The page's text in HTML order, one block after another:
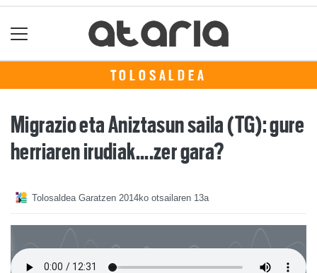
TOLOSALDEA
Migrazio eta Aniztasun saila (TG): gure
herriaren irudiak....zer gara?
Tolosaldea Garatzen 2014ko otsailaren 13a